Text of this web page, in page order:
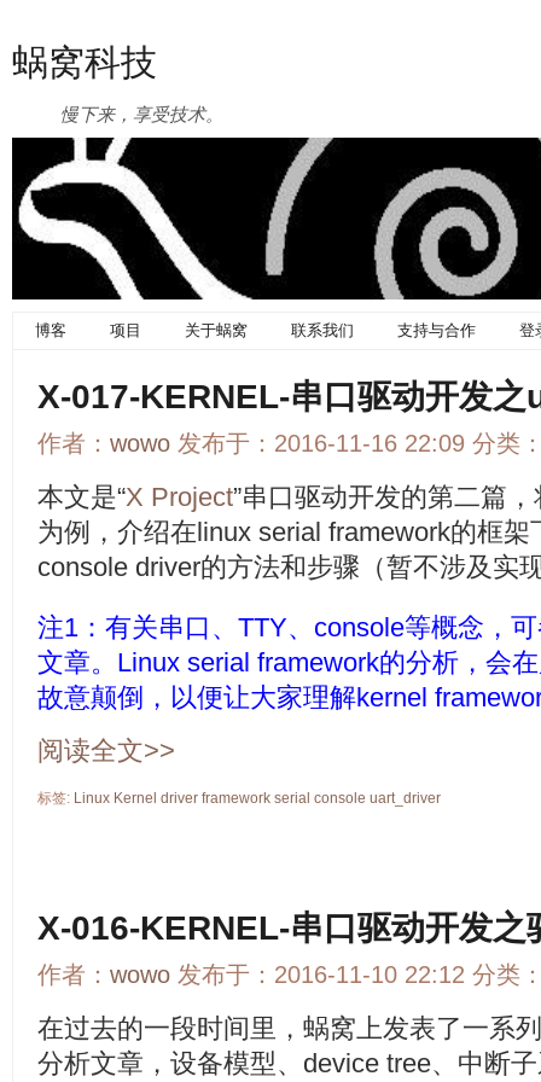
蜗窝科技
慢下来，享受技术。
博客 项目 关于蜗窝 联系我们 支持与合作 登
X-017-KERNEL-串口驱动开发
作者： wowo 发布于：2016-11-16 22:09 分类
本文是“X Project”串口驱动开发的第二篇
为例，介绍在linux serial framework的框
console driver的方法和步骤（暂不涉及实
注1：有关串口、TTY、console等概念，
文章。Linux serial framework的分析，会
故意颠倒，以便让大家理解kernel
阅读全文>>
标签: Linux Kernel driver framework serial console uart_driver
X-016-KERNEL-串口驱动开发之
作者： wowo 发布于：2016-11-10 22:12 分类
在过去的一段时间里，蜗窝上发表了一系
分析文章，设备模型、device tree、中断